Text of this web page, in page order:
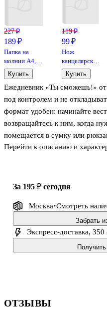
Ежедневник «Ты сможешь!»
под контролем и не
формат удобен: начинайте
возвращайтесь к ним, когда
помещается в сумку или
матовой ламинацией и
Перейти к описанию и
227 ₽
189 ₽
Папка на
молнии А4,
армированный
пластик, в
ассортименте,
Sworld
Купить
119 ₽
99 ₽
Нож
канцелярский
GoodMark,
18 мм,
пластиковый
корпус
Купить
за 195 ₽ сегодня
Москва Смотреть
Забрать
Экспресс-доставка, 350
ОТЗЫВЫ